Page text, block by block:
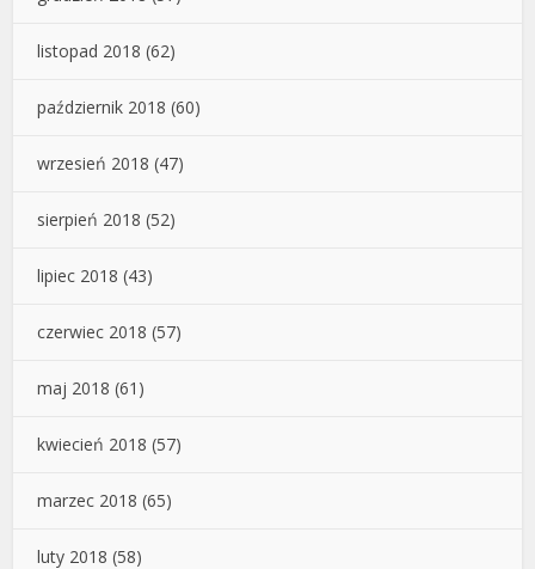
listopad 2018 (62)
październik 2018 (60)
wrzesień 2018 (47)
sierpień 2018 (52)
lipiec 2018 (43)
czerwiec 2018 (57)
maj 2018 (61)
kwiecień 2018 (57)
marzec 2018 (65)
luty 2018 (58)